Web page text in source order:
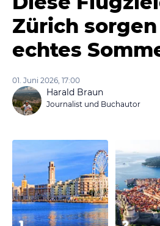
Zürich
echtes
01. Juni 2026, 17:00
Harald Braun
Journalist und Buchautor